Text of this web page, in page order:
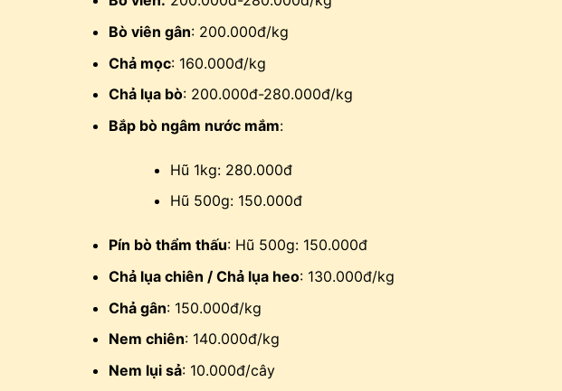
Bò viên gân: 200.000đ/kg
Chả mọc: 160.000đ/kg
Chả lụa bò: 200.000đ-280.000đ/kg
Bắp bò ngâm nước mắm:
Hũ 1kg: 280.000đ
Hũ 500g: 150.000đ
Pín bò thẩm thấu: Hũ 500g: 150.000đ
Chả lụa chiên / Chả lụa heo: 130.000đ/kg
Chả gân: 150.000đ/kg
Nem chiên: 140.000đ/kg
Nem lụi sả: 10.000đ/cây